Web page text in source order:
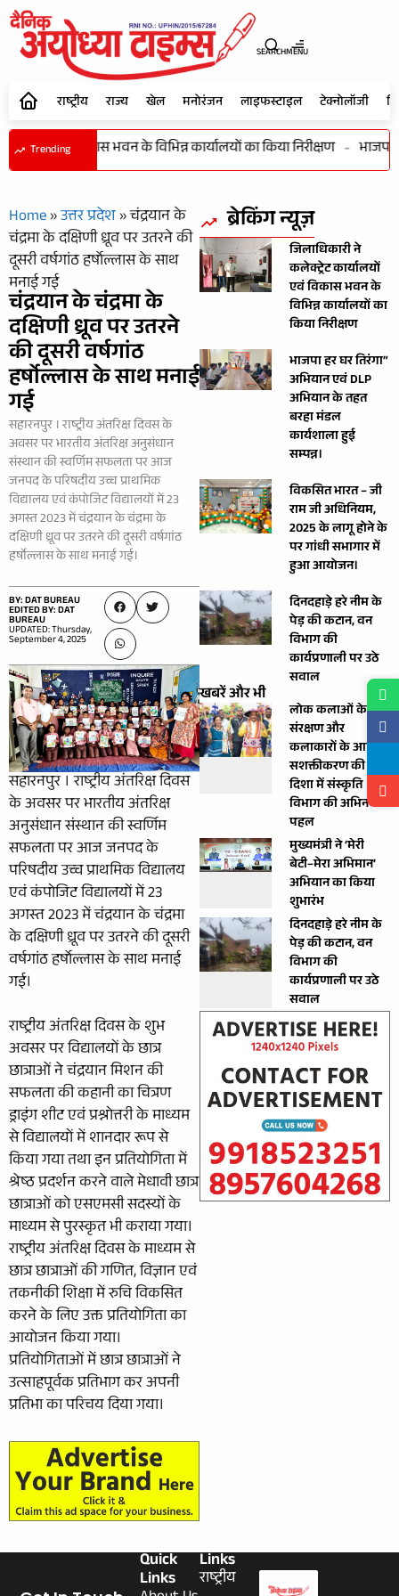
SEARCHMENU
राष्ट्रीय राज्य खेल मनोरंजन लाइफस्टाइल टेक्नोलॉजी
Trendingएवं विकास भवन के विभिन्न कार्यालयों का किया निरीक्षण भाजपा
Home»उत्तर प्रदेश»चंद्रयान के
चंद्रमा के दक्षिणी ध्रूव पर उतरने की
दूसरी वर्षगांठ हर्षाेल्लास के साथ
मनाई गई
चंद्रयान के चंद्रमा के
दक्षिणी ध्रूव पर उतरने
की दूसरी वर्षगांठ
हर्षाेल्लास के साथ मनाई
गई
सहारनपुर । राष्ट्रीय अंतरिक्ष दिवस के
अवसर पर भारतीय अंतरिक्ष अनुसंधान
संस्थान की स्वर्णिम सफलता पर आज
जनपद के परिषदीय उच्च प्राथमिक
विद्यालय एवं कंपोजिट विद्यालयों में 23
अगस्त 2023 में चंद्रयान के चंद्रमा के
दक्षिणी ध्रूव पर उतरने की दूसरी वर्षगांठ
हर्षाेल्लास के साथ मनाई गई।
BY: DAT BUREAU
EDITED BY: DAT
BUREAU
UPDATED: Thursday,
September 4, 2025
सहारनपुर । राष्ट्रीय अंतरिक्ष दिवस
के अवसर पर भारतीय अंतरिक्ष
अनुसंधान संस्थान की स्वर्णिम
सफलता पर आज जनपद के
परिषदीय उच्च प्राथमिक विद्यालय
एवं कंपोजिट विद्यालयों में 23
अगस्त 2023 में चंद्रयान के चंद्रमा
के दक्षिणी ध्रूव पर उतरने की दूसरी
वर्षगांठ हर्षाेल्लास के साथ मनाई
गई।
राष्ट्रीय अंतरिक्ष दिवस के शुभ
अवसर पर विद्यालयों के छात्र
छात्राओं ने चंद्रयान मिशन की
सफलता की कहानी का चित्रण
ड्राइंग शीट एवं प्रश्नोत्तरी के माध्यम
से विद्यालयों में शानदार रूप से
किया गया तथा इन प्रतियोगिता में
श्रेष्ठ प्रदर्शन करने वाले मेधावी छात्र
छात्राओं को एसएमसी सदस्यों के
माध्यम से पुरस्कृत भी कराया गया।
राष्ट्रीय अंतरिक्ष दिवस के माध्यम से
छात्र छात्राओं की गणित, विज्ञान एवं
तकनीकी शिक्षा में रुचि विकसित
करने के लिए उक्त प्रतियोगिता का
आयोजन किया गया।
प्रतियोगिताओं में छात्र छात्राओं ने
उत्साहपूर्वक प्रतिभाग कर अपनी
प्रतिभा का परिचय दिया गया।
ब्रेकिंग न्यूज़
जिलाधिकारी ने
कलेक्ट्रेट कार्यालयों
एवं विकास भवन के
विभिन्न कार्यालयों का
किया निरीक्षण
भाजपा हर घर तिरंगा”
अभियान एवं DLP
अभियान के तहत
बरहा मंडल
कार्यशाला हुई
सम्पन्न।
विकसित भारत – जी
राम जी अधिनियम,
2025 के लागू होने के
पर गांधी सभागार में
हुआ आयोजन।
दिनदहाड़े हरे नीम के
पेड़ की कटान, वन
विभाग की
कार्यप्रणाली पर उठे
सवाल
खबरें और भी
लोक कलाओं के
संरक्षण और
कलाकारों के आर्थिक
सशक्तीकरण की
दिशा में संस्कृति
विभाग की अभिनव
पहल
मुख्यमंत्री ने ‘मेरी
बेटी–मेरा अभिमान’
अभियान का किया
शुभारंभ
दिनदहाड़े हरे नीम के
पेड़ की कटान, वन
विभाग की
कार्यप्रणाली पर उठे
सवाल
Links
राष्ट्रीय
Quick
Links